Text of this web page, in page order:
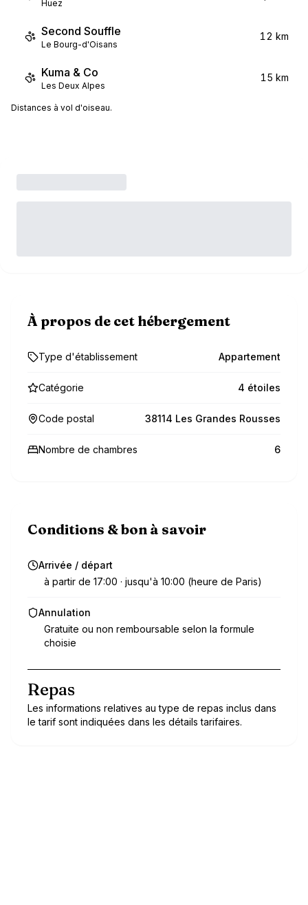
Huez
Second Souffle
Le Bourg-d'Oisans
12 km
Kuma & Co
Les Deux Alpes
15 km
Distances à vol d'oiseau.
À propos de cet hébergement
Type d'établissement Appartement
Catégorie 4 étoiles
Code postal 38114 Les Grandes Rousses
Nombre de chambres 6
Conditions & bon à savoir
Arrivée / départ
à partir de 17:00 · jusqu'à 10:00 (heure de Paris)
Annulation
Gratuite ou non remboursable selon la formule
choisie
Repas
Les informations relatives au type de repas inclus dans
le tarif sont indiquées dans les détails tarifaires.